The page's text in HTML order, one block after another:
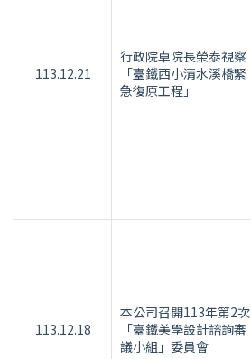
113.12.21
行政院卓院長榮泰視察
「臺鐵西小清水溪橋緊
急復原工程」
113.12.18
本公司召開113年第2次
「臺鐵美學設計諮詢審
議小組」委員會